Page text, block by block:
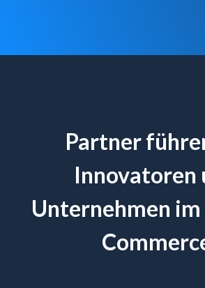
Partner
Innovatoren
Unternehmen im